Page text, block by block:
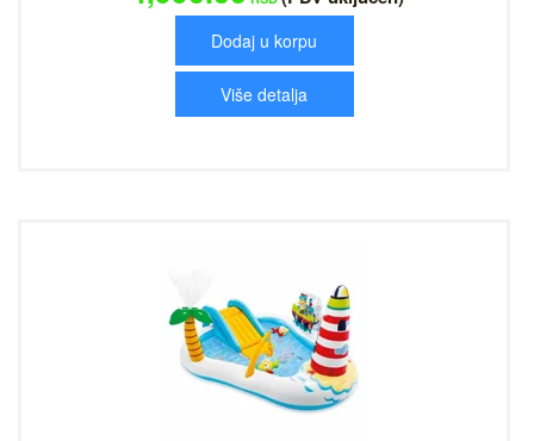
Dodaj u korpu
Više detalja